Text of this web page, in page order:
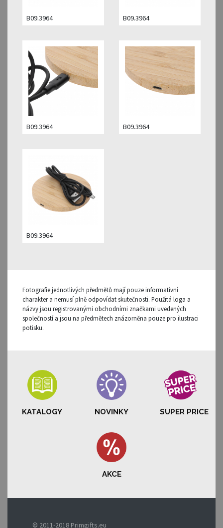
B09.3964 B09.3964
B09.3964 B09.3964
B09.3964
Fotografie jednotlivých předmětů mají pouze informativní
charakter a nemusí plně odpovídat skutečnosti. Použitá loga a
názvy jsou registrovanými obchodními značkami uvedených
společností a jsou na předmětech znázorněna pouze pro ilustraci
potisku.
KATALOGY NOVINKY SUPER PRICE
AKCE
© 2011-2018 Primgifts.eu